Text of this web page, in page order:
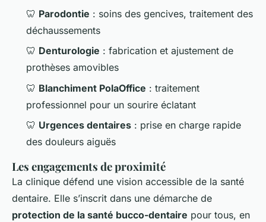
🦷 Parodontie : soins des gencives, traitement des
déchaussements
🦷 Denturologie : fabrication et ajustement de
prothèses amovibles
🦷 Blanchiment PolaOffice : traitement
professionnel pour un sourire éclatant
🦷 Urgences dentaires : prise en charge rapide
des douleurs aiguës
Les engagements de proximité
La clinique défend une vision accessible de la santé
dentaire. Elle s’inscrit dans une démarche de
protection de la santé bucco-dentaire pour tous, en